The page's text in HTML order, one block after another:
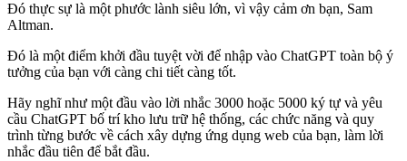
Đó thực sự là một phước lành siêu lớn, vì vậy cảm ơn bạn, Sam
Altman.
Đó là một điểm khởi đầu tuyệt vời để nhập vào ChatGPT toàn bộ ý
tưởng của bạn với càng chi tiết càng tốt.
Hãy nghĩ như một đầu vào lời nhắc 3000 hoặc 5000 ký tự và yêu
cầu ChatGPT bố trí kho lưu trữ hệ thống, các chức năng và quy
trình từng bước về cách xây dựng ứng dụng web của bạn, làm lời
nhắc đầu tiên để bắt đầu.